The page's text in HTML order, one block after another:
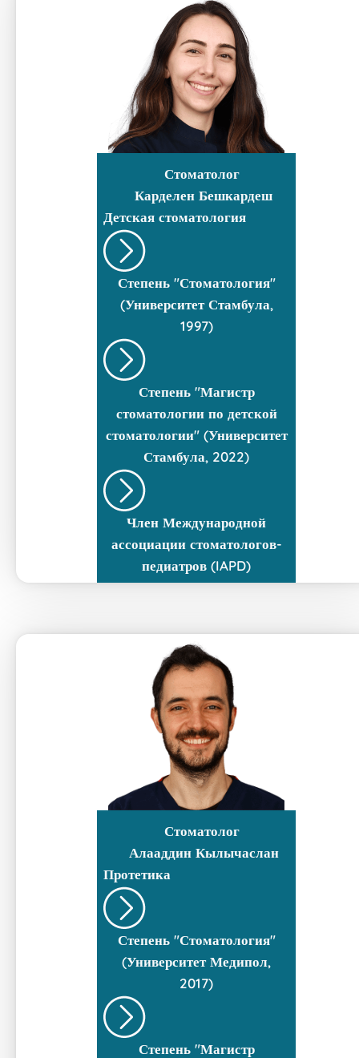
Стоматолог
Карделен Бешкардеш
Детская стоматология
Степень "Стоматология"
(Университет Стамбула,
1997)
Степень "Магистр
стоматологии по детской
стоматологии" (Университет
Стамбула, 2022)
Член Международной
ассоциации стоматологов-
педиатров (IAPD)
Стоматолог
Алааддин Кылычаслан
Протетика
Степень "Стоматология"
(Университет Медипол,
2017)
Степень "Магистр